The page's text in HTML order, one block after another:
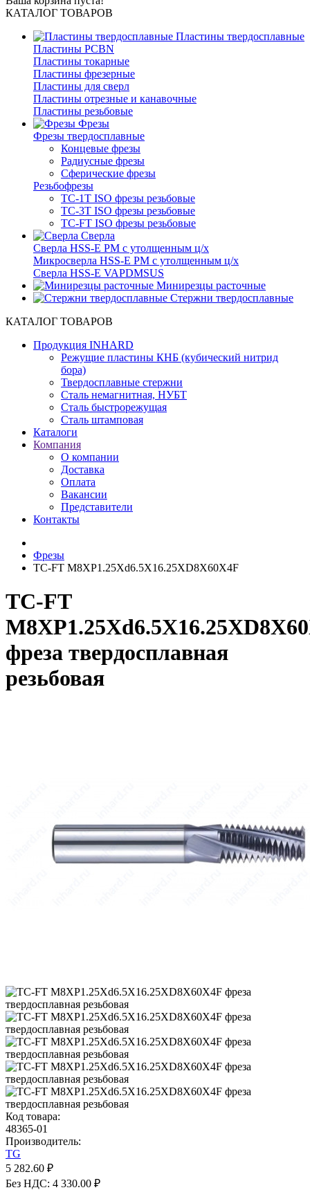
КАТАЛОГ ТОВАРОВ
Пластины твердосплавные
Пластины PCBN
Пластины токарные
Пластины фрезерные
Пластины для сверл
Пластины отрезные и канавочные
Пластины резьбовые
Фрезы
Фрезы твердосплавные
Концевые фрезы
Радиусные фрезы
Сферические фрезы
Резьбофрезы
TC-1T ISO фрезы резьбовые
TC-3T ISO фрезы резьбовые
TC-FT ISO фрезы резьбовые
Сверла
Cверла HSS-E PM c утолщенным ц/х
Микросверла HSS-E PM c утолщенным ц/х
Сверла HSS-E VAPDMSUS
Минирезцы расточные
Cтержни твердосплавные
КАТАЛОГ ТОВАРОВ
Продукция INHARD
Режущие пластины КНБ (кубический нитрид
бора)
Твердосплавные стержни
Сталь немагнитная, НУБТ
Сталь быстрорежущая
Сталь штамповая
Каталоги
Компания
О компании
Доставка
Оплата
Вакансии
Представители
Контакты
Фрезы
TC-FT M8XP1.25Xd6.5X16.25XD8X60X4F
TC-FT
фреза твердосплавная
резьбовая
Код товара:
48365-01
Производитель:
TG
5 282.60 ₽
Без НДС: 4 330.00 ₽